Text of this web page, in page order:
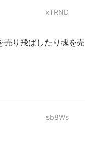
xTRND
売り飛ばしたり魂を売
sb8Ws